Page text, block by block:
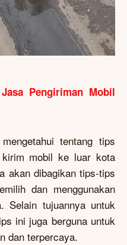
Jasa Pengiriman Mobil
tentang tips
kirim mobil ke luar kota
akan dibagikan tips-tips
dan menggunakan
Selain tujuannya untuk
ini juga berguna untuk
dan terpercaya.